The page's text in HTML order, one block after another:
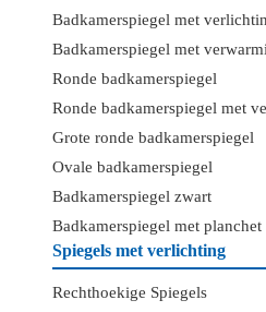
Badkamerspiegel met
Badkamerspiegel met
Ronde badkamerspiegel
Ronde badkamerspiegel met
Grote ronde badkamerspiegel
Ovale badkamerspiegel
Badkamerspiegel zwart
Badkamerspiegel met planchet
Spiegels met verlichting
Rechthoekige Spiegels